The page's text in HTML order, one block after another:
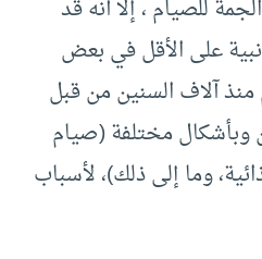
للصيام ، إلا أنه قد
على الأقل في بعض
آلاف السنين من قبل
وبأشكال مختلفة (صيام
وما إلى ذلك)، لأسباب